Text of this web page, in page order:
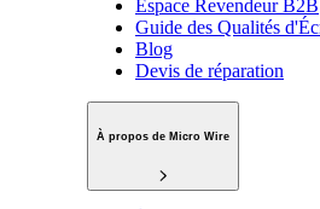
Espace Revendeur B2B
Guide des Qualités
Blog
Devis de réparation
À propos de Micro Wire